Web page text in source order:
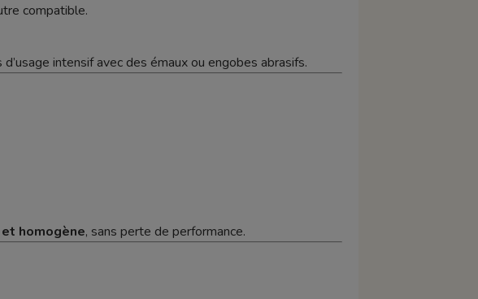
compatible.
intensif avec des émaux ou engobes abrasifs.
homogène, sans perte de performance.